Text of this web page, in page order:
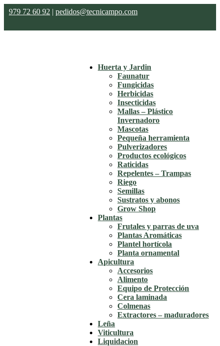
979 72 60 92 | pedidos@tecnicampo.com
Huerta y Jardin
Faunatur
Fungicidas
Herbicidas
Insecticidas
Mallas – Plástico
Invernadoro
Mascotas
Pequeña herramienta
Pulverizadores
Productos ecológicos
Raticidas
Repelentes – Trampas
Riego
Semillas
Sustratos y abonos
Grow Shop
Plantas
Frutales y parras de uva
Plantas Aromáticas
Plantel hortícola
Planta ornamental
Apicultura
Accesorios
Alimento
Equipo de Protección
Cera laminada
Colmenas
Extractores – maduradores
Leña
Viticultura
Liquidacion